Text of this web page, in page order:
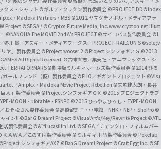
クス・シャフト ©ギルティクラウン製作委員会 ©PROJECT DD ©Index
・Madoka Partners・MBS ©2012 ヤマグチノボル・メディアファ
Project ©SEGA / ©Crypton Future Media, Inc. www.crypton.net Illust
©NANOHA The MOVIE 2nd A's PROJECT ©サイコパス製作委員会 ©I
冬川基／アスキー・メディアワークス／PROJECT-RAILGUN S ©sole;v
ヤ」製作委員会©Project wooser 2 ©Project シンフォギアＧ ©2013
All Rights Reserved. ©古味直志／集英社・アニプレックス・シ
TERRAFORMARS©劇場版ミルキィホームズ製作委員会 ©2014 ひろ
ールフレンド（仮）製作委員会©FHO／ギガントプロジェクト ©Visu
／Aniplex・Madoka Movie Project Rebellion ©矢吹健太朗・長谷
人」製作委員会 ©Project シンフォギアＧＸ ©2015 プロジェクトラブ
MOON・ufotable・FSNPC ©2015 ひろやまひろし・TYPE-MOON
おそ松さん製作委員会 ©高橋留美子・小学館／NHK・NEP・ShoPro ©
イン!! ©BanG Dream! Project ©VisualArt's/Key/Rewrite Project ©ATL
活製作委員会 ©&™Lucasfilm Ltd. ©SEGA／チェンクロ・フィルムパー
ＡＷＡ／このすば製作委員会 ©ミルキィFFPN製作委員会 © Pokelab
©Project シンフォギアAXZ ©BanG Dream! Project ©Craft Egg Inc. ©SE